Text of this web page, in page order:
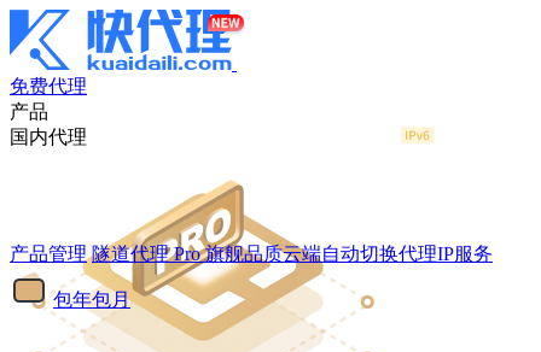
免费代理
产品
国内代理
产品管理 隧道代理Pro 旗舰品质云端自动切换代理IP服务
包年包月